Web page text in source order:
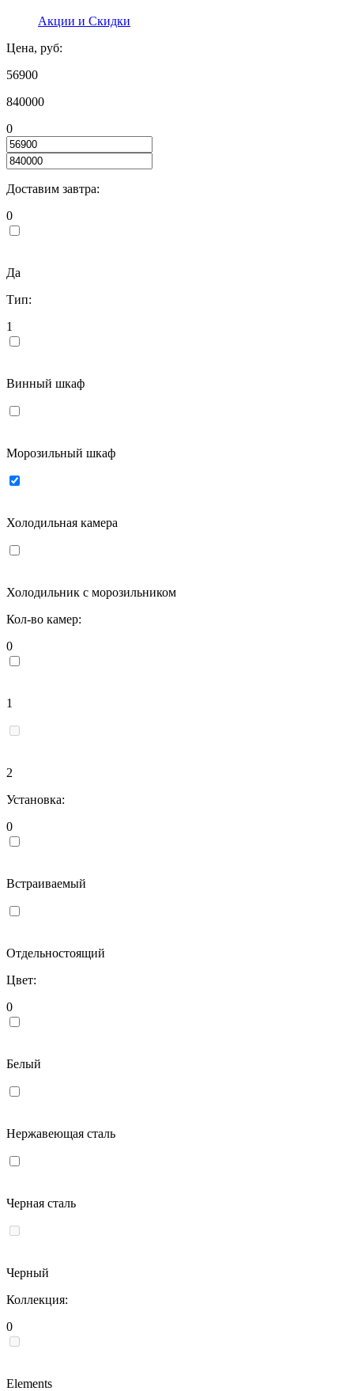
Акции и Скидки
Цена, руб:
56900
840000
0
Доставим завтра:
0
Да
Тип:
1
Винный шкаф
Морозильный шкаф
Холодильная камера
Холодильник с морозильником
Кол-во камер:
0
1
2
Установка:
0
Встраиваемый
Отдельностоящий
Цвет:
0
Белый
Нержавеющая сталь
Черная сталь
Черный
Коллекция:
0
Elements